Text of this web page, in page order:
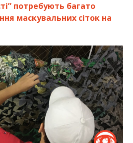
потребують багато
маскувальних сіток на